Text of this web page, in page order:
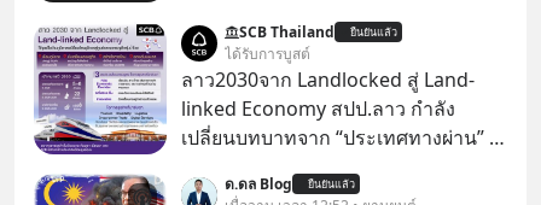
ประกาศจุดยืนชัดเจนว่า จะไม่อนุญาต
ให้บริษัทสหรัฐฯ ตั้งบริษัทโทรคมนาคม
ดาวเทียมที่ถือหุ้น 100% โดยชาวต่าง
ชาติ ในระหว่างการเจรจาการค้ากับ
ประเด็นด้านอธิปไตยของประเทศ
SCB Thailand ยืนยันแล้ว
ได้รับการบูสต์
ลาว2030จาก Landlocked สู่ Land-
linked Economy สปป.ลาว กำลัง
เปลี่ยนบทบาทจาก “ประเทศทางผ่าน” สู่
ของอนุภูมิภาคลุ่มแม่น้ำโขง
ด.ดล Blog ยืนยันแล้ว